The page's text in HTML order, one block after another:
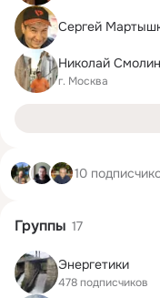
Сергей
Николай Смолин
г. Москва
10
Группы 17
Энергетики
478 подписчиков